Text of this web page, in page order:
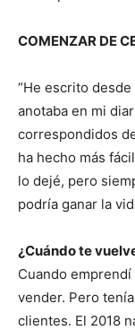
COMENZAR DE
“He escrito
anotaba en mi
correspondidos
ha hecho más
lo dejé, pero
podría ganar la
¿Cuándo te
Cuando
vender. Pero
clientes. El 2018